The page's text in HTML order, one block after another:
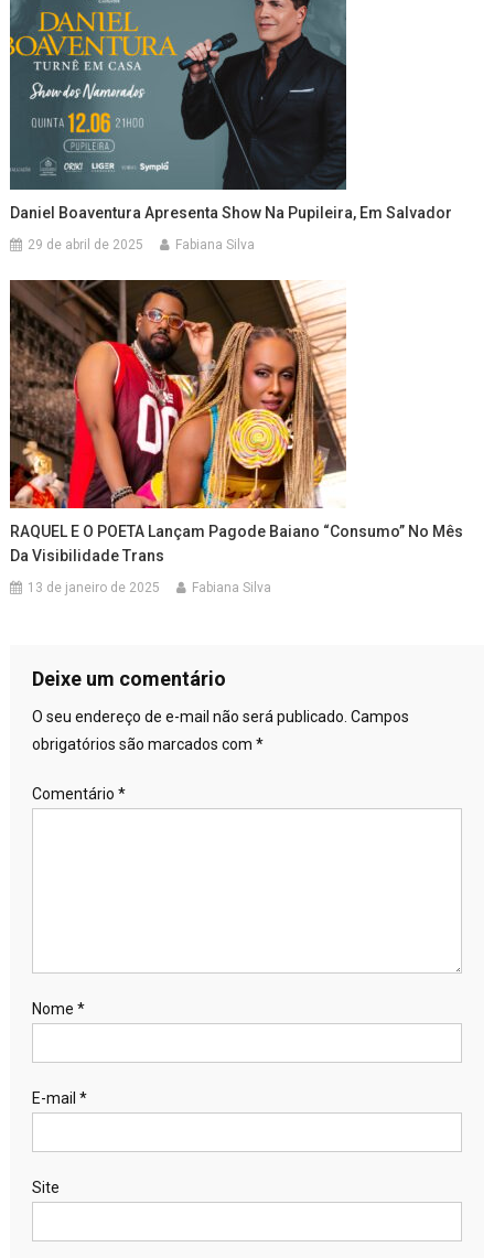
Daniel Boaventura Apresenta Show Na Pupileira, Em Salvador
29 de abril de 2025 Fabiana Silva
RAQUEL E O POETA Lançam Pagode Baiano “Consumo” No Mês
Da Visibilidade Trans
13 de janeiro de 2025 Fabiana Silva
Deixe um comentário
O seu endereço de e-mail não será publicado. Campos
obrigatórios são marcados com *
Comentário *
Nome *
E-mail *
Site